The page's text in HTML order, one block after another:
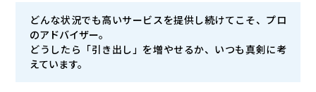
どんな状況でも高いサービスを提供し続けてこそ、プロ
のアドバイザー。
どうしたら「引き出し」を増やせるか、いつも真剣に考
えています。